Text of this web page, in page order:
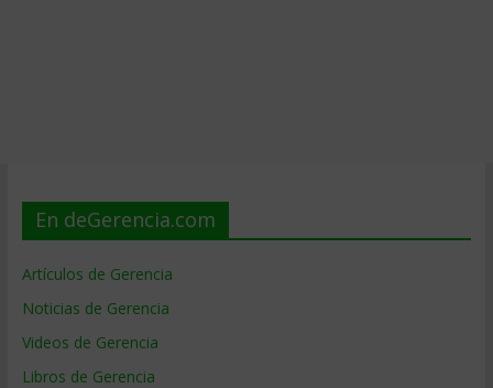
En deGerencia.com
Artículos de Gerencia
Noticias de Gerencia
Videos de Gerencia
Libros de Gerencia